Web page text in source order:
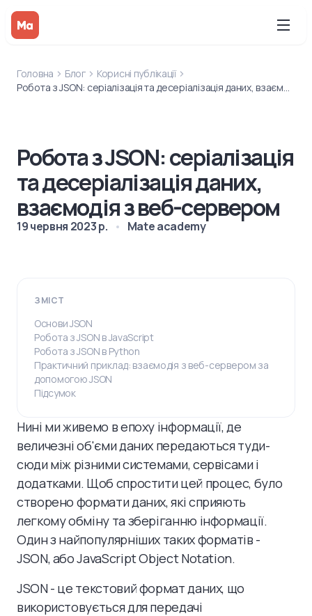
Головна Блог
Корисні публікації
Робота з JSON: серіалізація та десеріалізація даних, взаємодія з веб-сервером
Робота з JSON: серіалізація
та десеріалізація даних,
взаємодія з веб-сервером
19 червня 2023 р. Mate academy
ЗМІСТ
Основи JSON
Робота з JSON в JavaScript
Робота з JSON в Python
Практичний приклад: взаємодія з веб-сервером за
допомогою JSON
Підсумок
Нині ми живемо в епоху інформації, де
величезні об'єми даних передаються туди-
сюди між різними системами, сервісами і
додатками. Щоб спростити цей процес, було
створено формати даних, які сприяють
легкому обміну та зберіганню інформації.
Один з найпопулярніших таких форматів -
JSON, або JavaScript Object Notation.
JSON - це текстовий формат даних, що
використовується для передачі